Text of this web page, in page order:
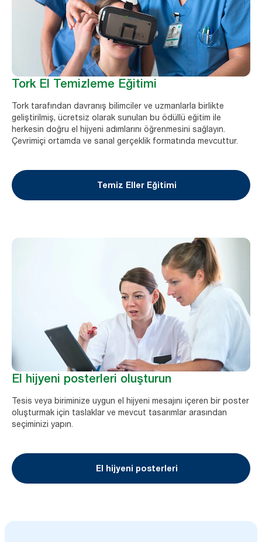
Tork El Temizleme Eğitimi
Tork tarafından davranış bilimciler ve uzmanlarla birlikte
geliştirilmiş, ücretsiz olarak sunulan bu ödüllü eğitim ile
herkesin doğru el hijyeni adımlarını öğrenmesini sağlayın.
Çevrimiçi ortamda ve sanal gerçeklik formatında mevcuttur.
Temiz Eller Eğitimi
El hijyeni posterleri oluşturun
Tesis veya biriminize uygun el hijyeni mesajını içeren bir poster
oluşturmak için taslaklar ve mevcut tasarımlar arasından
seçiminizi yapın.
El hijyeni posterleri